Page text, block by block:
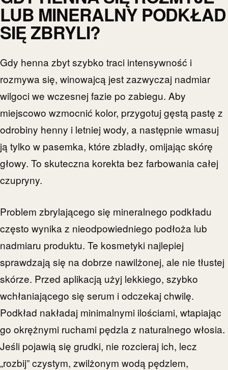
LUB MINERALNY PODKŁAD
SIĘ ZBRYLI?
Gdy henna zbyt szybko traci intensywność i
rozmywa się, winowajcą jest zazwyczaj nadmiar
wilgoci we wczesnej fazie po zabiegu. Aby
miejscowo wzmocnić kolor, przygotuj gęstą pastę z
odrobiny henny i letniej wody, a następnie wmasuj
ją tylko w pasemka, które zbladły, omijając skórę
głowy. To skuteczna korekta bez farbowania całej
czupryny.
Problem zbrylającego się mineralnego podkładu
często wynika z nieodpowiedniego podłoża lub
nadmiaru produktu. Te kosmetyki najlepiej
sprawdzają się na dobrze nawilżonej, ale nie tłustej
skórze. Przed aplikacją użyj lekkiego, szybko
wchłaniającego się serum i odczekaj chwilę.
Podkład nakładaj minimalnymi ilościami, wtapiając
go okrężnymi ruchami pędzla z naturalnego włosia.
Jeśli pojawią się grudki, nie rozcieraj ich, lecz
„rozbij” czystym, zwilżonym wodą pędzlem,